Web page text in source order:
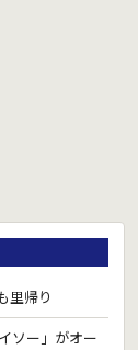
里帰り
ソー」がオー